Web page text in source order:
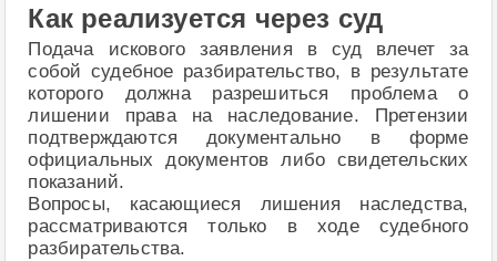
Как реализуется через суд
Подача искового заявления в суд влечет за
собой судебное разбирательство, в результате
которого должна разрешиться проблема о
лишении права на наследование. Претензии
подтверждаются документально в форме
официальных документов либо свидетельских
показаний.
Вопросы, касающиеся лишения наследства,
рассматриваются только в ходе судебного
разбирательства.